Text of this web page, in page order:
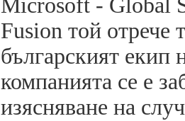
Microsoft - Global
Fusion той отрече
българският екип
компанията се е
изясняване на